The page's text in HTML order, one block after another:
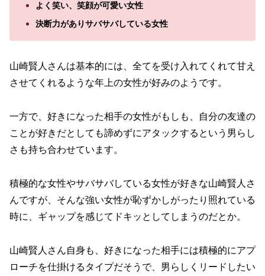
よく笑い、笑顔が可愛い女性
決断力がありサバサバしている女性
山崎賢人さんは基本的には、全てを受け入れてくれて甘え
させてくれるような年上の女性が好みのようです。
一方で、好きになった相手の女性がもしも、自分の友達の
ことが好きだとしても諦めずにアタックするという男らし
さも持ち合わせています。
積極的な女性やサバサバしている女性が好きな山崎賢人さ
んですが、そんな強い女性が恥ずかしがったり照れている
時に、ギャップを感じてドキッとしてしまうのだとか。
山崎賢人さん自身も、好きになった相手には積極的にアプ
ローチを仕掛けるタイプだそうで、男らしくリードしたい